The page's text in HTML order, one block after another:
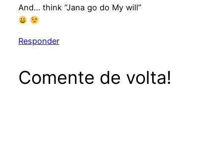
And… think “Jana go do My will”
Responder
Comente de volta!